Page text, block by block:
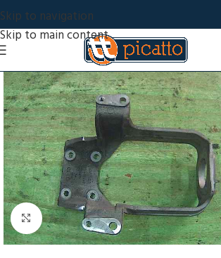
Skip to navigation
Skip to main content
Click to enlarge